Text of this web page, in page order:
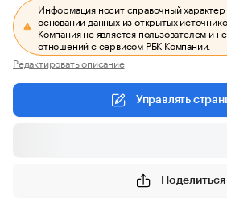
Информация носит справочный
основании данных из открытых
Компания не является пользователем и
отношений с сервисом РБК Компании.
Редактировать описание
Управлять
Поделиться